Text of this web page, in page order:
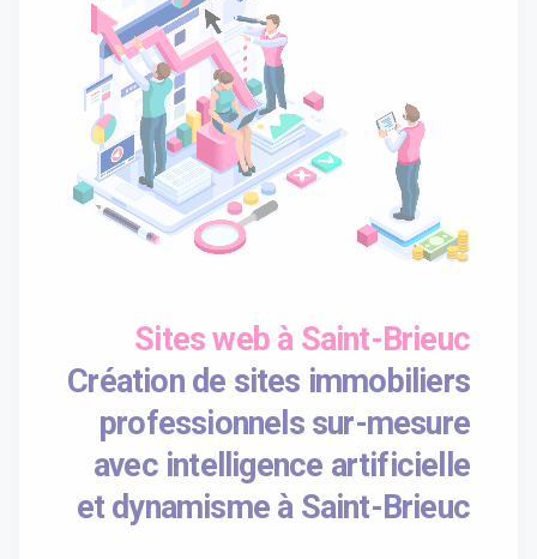
Sites web à Saint-Brieuc
Création de sites immobiliers
professionnels sur-mesure
avec intelligence artificielle
et dynamisme à Saint-Brieuc